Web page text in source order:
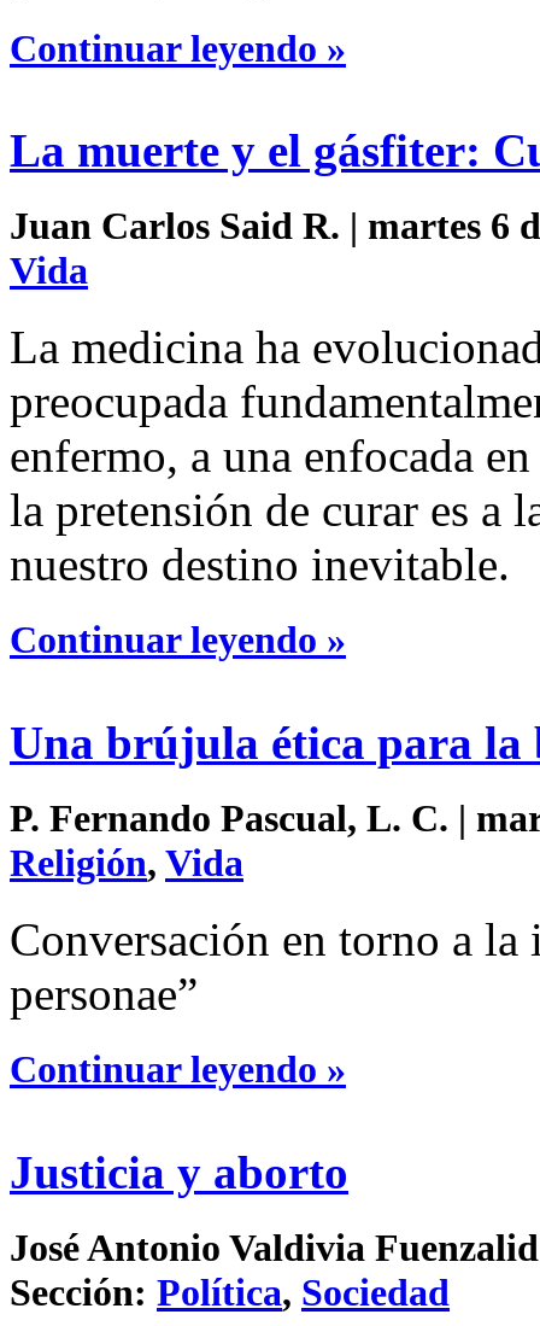
Continuar leyendo »
La muerte y el gásfiter:
Juan Carlos Said R. | martes 6
Vida
La medicina ha
preocupada
enfermo, a una enfocada
la pretensión de curar es a
nuestro destino inevitable.
Continuar leyendo »
Una brújula ética para la
P. Fernando Pascual, L. C. |
Religión, Vida
Conversación en torno a
personae”
Continuar leyendo »
Justicia y aborto
José Antonio Valdivia
Sección: Política, Sociedad